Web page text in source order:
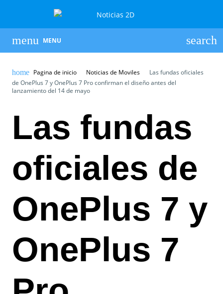
MENU
Pagina de inicio Noticias de Moviles
Las fundas oficiales
de OnePlus 7 y OnePlus 7 Pro confirman el diseño antes del
lanzamiento del 14 de mayo
Las fundas
oficiales de
OnePlus 7 y
OnePlus 7